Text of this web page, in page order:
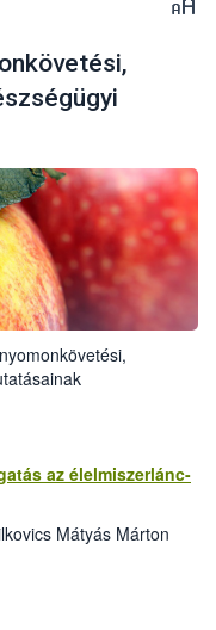
az élelmiszerlánc-
Mátyás Márton